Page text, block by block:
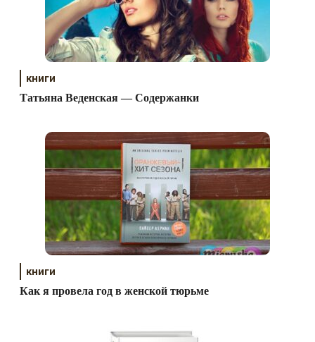
книги
Татьяна Веденская — Содержанки
книги
Как я провела год в женской тюрьме